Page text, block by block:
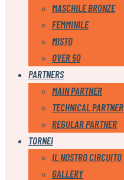
MASCHILE BRONZE
FEMMINILE
MISTO
OVER 50
PARTNERS
MAIN PARTNER
TECHNICAL PARTNER
REGULAR PARTNER
TORNEI
IL NOSTRO CIRCUITO
GALLERY